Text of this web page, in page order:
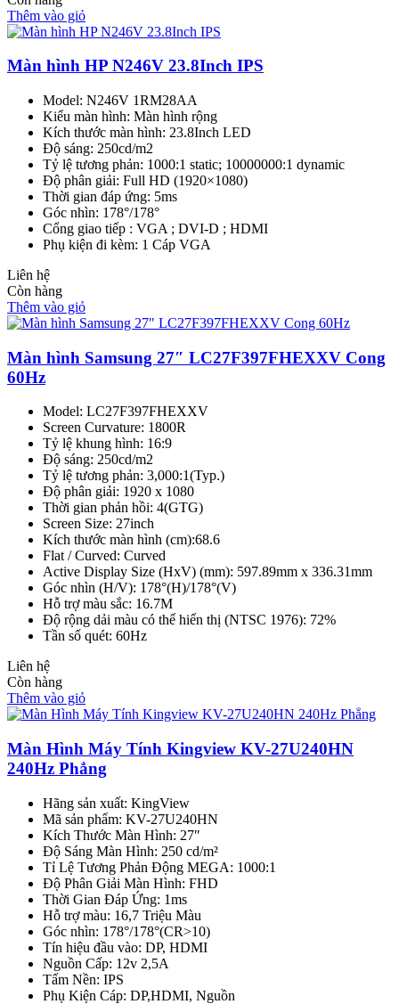
Thêm vào giỏ
Màn hình HP N246V 23.8Inch IPS
Model: N246V 1RM28AA
Kiểu màn hình: Màn hình rộng
Kích thước màn hình: 23.8Inch LED
Độ sáng: 250cd/m2
Tỷ lệ tương phản: 1000:1 static; 10000000:1 dynamic
Độ phân giải: Full HD (1920×1080)
Thời gian đáp ứng: 5ms
Góc nhìn: 178°/178°
Cổng giao tiếp : VGA ; DVI-D ; HDMI
Phụ kiện đi kèm: 1 Cáp VGA
Liên hệ
Còn hàng
Thêm vào giỏ
Màn hình Samsung 27″ LC27F397FHEXXV Cong
60Hz
Model: LC27F397FHEXXV
Screen Curvature: 1800R
Tỷ lệ khung hình: 16:9
Độ sáng: 250cd/m2
Tỷ lệ tương phản: 3,000:1(Typ.)
Độ phân giải: 1920 x 1080
Thời gian phản hồi: 4(GTG)
Screen Size: 27inch
Kích thước màn hình (cm):68.6
Flat / Curved: Curved
Active Display Size (HxV) (mm): 597.89mm x 336.31mm
Góc nhìn (H/V): 178°(H)/178°(V)
Hỗ trợ màu sắc: 16.7M
Độ rộng dải màu có thể hiển thị (NTSC 1976): 72%
Tần số quét: 60Hz
Liên hệ
Còn hàng
Thêm vào giỏ
Màn Hình Máy Tính Kingview KV-27U240HN
240Hz Phẳng
Hãng sản xuất: KingView
Mã sản phẩm: KV-27U240HN
Kích Thước Màn Hình: 27″
Độ Sáng Màn Hình: 250 cd/m²
Tỉ Lệ Tương Phản Động MEGA: 1000:1
Độ Phân Giải Màn Hình: FHD
Thời Gian Đáp Ứng: 1ms
Hỗ trợ màu: 16,7 Triệu Màu
Góc nhìn: 178°/178°(CR>10)
Tín hiệu đầu vào: DP, HDMI
Nguồn Cấp: 12v 2,5A
Tấm Nền: IPS
Phụ Kiện Cáp: DP,HDMI, Nguồn